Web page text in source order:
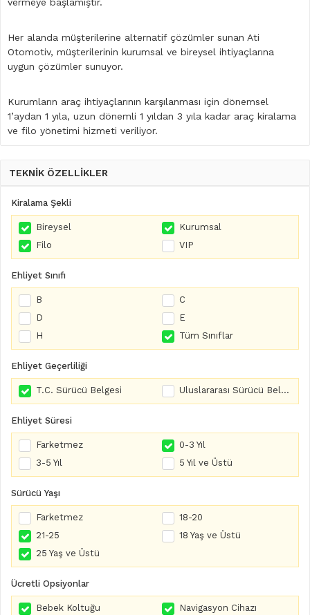
vermeye başlamıştır.
Her alanda müşterilerine alternatif çözümler sunan Ati
Otomotiv, müşterilerinin kurumsal ve bireysel ihtiyaçlarına
uygun çözümler sunuyor.
Kurumların araç ihtiyaçlarının karşılanması için dönemsel
1’aydan 1 yıla, uzun dönemli 1 yıldan 3 yıla kadar araç kiralama
ve filo yönetimi hizmeti veriliyor.
TEKNİK ÖZELLİKLER
Kiralama Şekli
Bireysel
Kurumsal
Filo
VIP
Ehliyet Sınıfı
B
C
D
E
H
Tüm Sınıflar
Ehliyet Geçerliliği
T.C. Sürücü Belgesi Uluslararası Sürücü Belgesi
Ehliyet Süresi
Farketmez
0-3 Yıl
3-5 Yıl
5 Yıl ve Üstü
Sürücü Yaşı
Farketmez
18-20
21-25
18 Yaş ve Üstü
25 Yaş ve Üstü
Ücretli Opsiyonlar
Bebek Koltuğu
Navigasyon Cihazı